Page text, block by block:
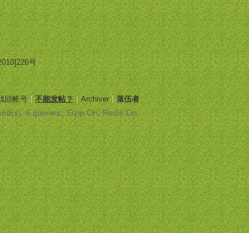
号
回帐号 | 不能发帖？ | Archiver | 落伍者
6 queries , Gzip On, Redis On.